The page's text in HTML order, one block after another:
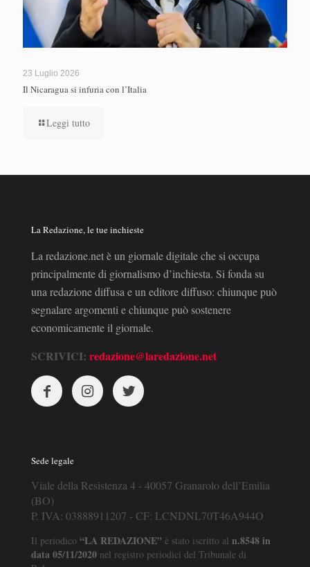
23 Luglio 2026
Il Nicaragua si infuria con l’Italia
Leggi tutto
La Redazione, le tue inchieste
La redazione.net è un giornale digitale che si occupa
principalmente di giornalismo d’inchiesta. Si fonda su
una redazione diffusa e un editore diffuso: chiunque può
segnalare argomenti e chiunque può sostenere
economicamente il giornale.
SCRIVICI: redazione@laredazione.net
Sede legale
Viale della Resistenza 4 - 40057 Granarolo dell’Emilia
(BO)
P. IVA: 03888911207 - CF: LCNDNL70T46A944O
Il periodico “LA REDAZIONE” è stato iscritto al n.8548 in
data 05/11/2020 nel registro periodici del Tribunale di